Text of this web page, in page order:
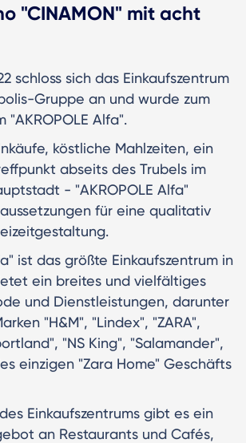
"CINAMON" mit acht
schloss sich das Einkaufszentrum
Gruppe an und wurde zum
"AKROPOLE Alfa".
köstliche Mahlzeiten, ein
abseits des Trubels im
- "AKROPOLE Alfa"
für eine qualitativ
ist das größte Einkaufszentrum in
ein breites und vielfältiges
und Dienstleistungen, darunter
"H&M", "Lindex", "ZARA",
"NS King", "Salamander",
einzigen "Zara Home" Geschäfts
Einkaufszentrums gibt es ein
an Restaurants und Cafés,